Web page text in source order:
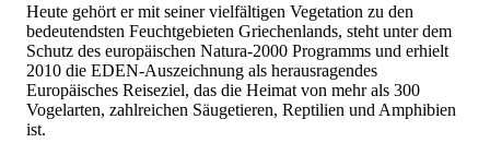
Heute gehört er mit seiner vielfältigen Vegetation zu den
bedeutendsten Feuchtgebieten Griechenlands, steht unter dem
Schutz des europäischen Natura-2000 Programms und erhielt
2010 die EDEN-Auszeichnung als herausragendes
Europäisches Reiseziel, das die Heimat von mehr als 300
Vogelarten, zahlreichen Säugetieren, Reptilien und Amphibien
ist.